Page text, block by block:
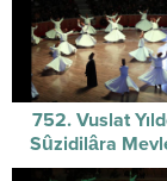
752. Vuslat
Sûzidilâra
Şerifi / 07-